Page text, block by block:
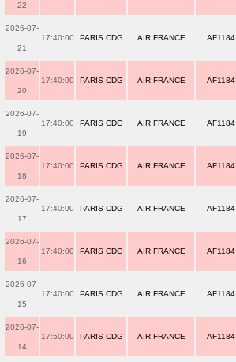
22
2026-07-
21
17:40:00 PARIS CDG AIR FRANCE AF1184
2026-07-
20
17:40:00 PARIS CDG AIR FRANCE AF1184
2026-07-
19
17:40:00 PARIS CDG AIR FRANCE AF1184
2026-07-
18
17:40:00 PARIS CDG AIR FRANCE AF1184
2026-07-
17
17:40:00 PARIS CDG AIR FRANCE AF1184
2026-07-
16
17:40:00 PARIS CDG AIR FRANCE AF1184
2026-07-
15
17:40:00 PARIS CDG AIR FRANCE AF1184
2026-07-
14
17:50:00 PARIS CDG AIR FRANCE AF1184